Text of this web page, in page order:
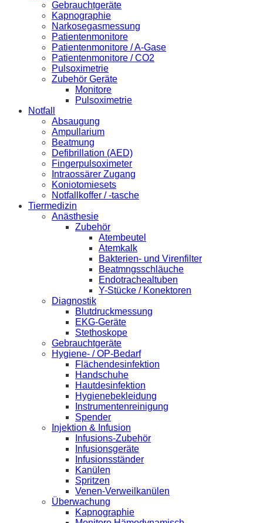
Gebrauchtgeräte
Kapnographie
Narkosegasmessung
Patientenmonitore
Patientenmonitore / A-Gase
Patientenmonitore / CO2
Pulsoximetrie
Zubehör Geräte
Monitore
Pulsoximetrie
Notfall
Absaugung
Ampullarium
Beatmung
Defibrillation (AED)
Fingerpulsoximeter
Intraossärer Zugang
Koniotomiesets
Notfallkoffer / -tasche
Tiermedizin
Anästhesie
Zubehör
Atembeutel
Atemkalk
Bakterien- und Virenfilter
Beatmngsschläuche
Endotrachealtuben
Y-Stücke / Konektoren
Diagnostik
Blutdruckmessung
EKG-Geräte
Stethoskope
Gebrauchtgeräte
Hygiene- / OP-Bedarf
Flächendesinfektion
Handschuhe
Hautdesinfektion
Hygienebekleidung
Instrumentenreinigung
Spender
Injektion & Infusion
Infusions-Zubehör
Infusionsgeräte
Infusionsständer
Kanülen
Spritzen
Venen-Verweilkanülen
Überwachung
Kapnographie